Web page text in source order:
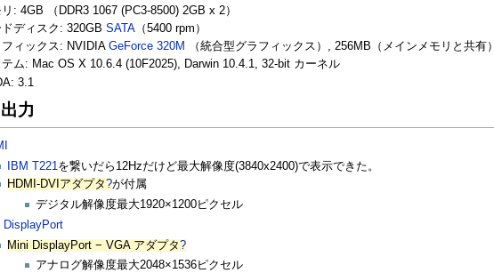
リ: 4GB （DDR3 1067 (PC3-8500) 2GB x 2）
ドディスク: 320GBSATA （5400 rpm）
フィックス: NVIDIAGeForce 320M
（統合型グラフィックス）, 256MB（メインメモリと共有）
テム: Mac OS X 10.6.4 (10F2025), Darwin 10.4.1, 32-bit カーネル
3.1
力
IBM T221を繋いだら12Hzだけど最大解像度(3840x2400)で表示できた。
HDMI-DVIアダプタ?が付属
デジタル解像度最大1920×1200ピクセル
DisplayPort
Mini DisplayPort − VGA アダプタ?
アナログ解像度最大2048×1536ピクセル